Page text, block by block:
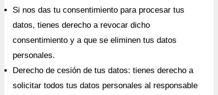
Si nos das tu consentimiento para procesar tus
datos, tienes derecho a revocar dicho
consentimiento y a que se eliminen tus datos
personales.
Derecho de cesión de tus datos: tienes derecho a
solicitar todos tus datos personales al responsable